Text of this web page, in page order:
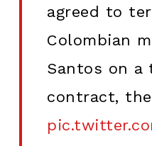
agreed to
Colombian
Santos on a
contract,